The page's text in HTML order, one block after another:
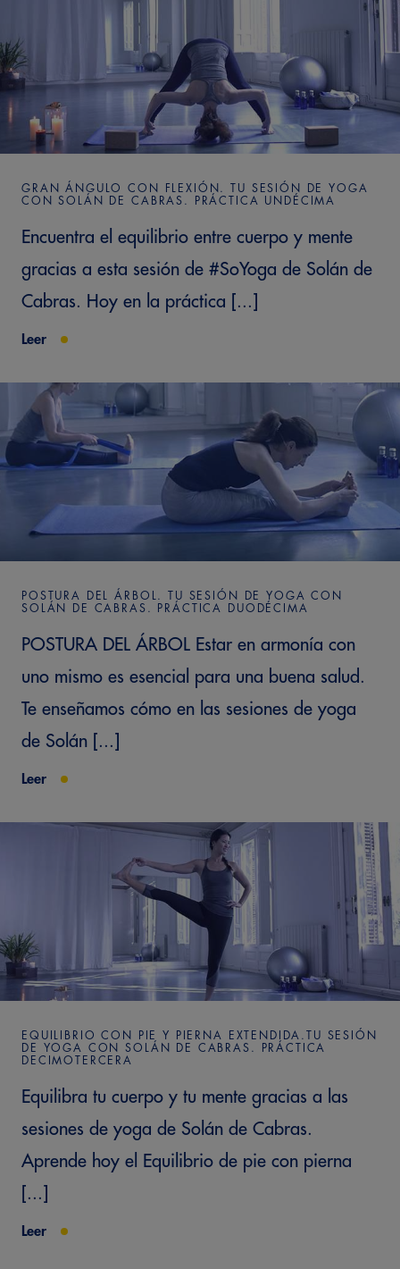
GRAN ÁNGULO CON FLEXIÓN. TU SESIÓN DE YOGA
CON SOLÁN DE CABRAS. PRÁCTICA UNDÉCIMA
Encuentra el equilibrio entre cuerpo y mente
gracias a esta sesión de #SoYoga de Solán de
Cabras. Hoy en la práctica [...]
Leer
POSTURA DEL ÁRBOL. TU SESIÓN DE YOGA CON
SOLÁN DE CABRAS. PRÁCTICA DUODÉCIMA
POSTURA DEL ÁRBOL Estar en armonía con
uno mismo es esencial para una buena salud.
Te enseñamos cómo en las sesiones de yoga
de Solán [...]
Leer
EQUILIBRIO CON PIE Y PIERNA EXTENDIDA.TU SESIÓN
DE YOGA CON SOLÁN DE CABRAS. PRÁCTICA
DECIMOTERCERA
Equilibra tu cuerpo y tu mente gracias a las
sesiones de yoga de Solán de Cabras.
Aprende hoy el Equilibrio de pie con pierna
[...]
Leer